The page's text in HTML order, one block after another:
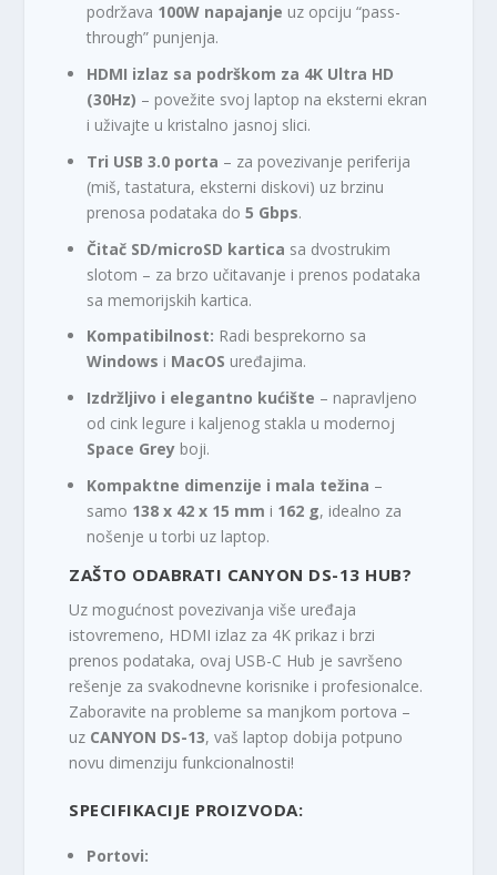
podržava 100W napajanje uz opciju “pass-
through” punjenja.
HDMI izlaz sa podrškom za 4K Ultra HD
(30Hz) – povežite svoj laptop na eksterni ekran
i uživajte u kristalno jasnoj slici.
Tri USB 3.0 porta – za povezivanje periferija
(miš, tastatura, eksterni diskovi) uz brzinu
prenosa podataka do5 Gbps.
Čitač SD/microSD kartica sa dvostrukim
slotom – za brzo učitavanje i prenos podataka
sa memorijskih kartica.
Kompatibilnost: Radi besprekorno sa
Windows i MacOS uređajima.
Izdržljivo i elegantno kućište – napravljeno
od cink legure i kaljenog stakla u modernoj
Space Grey boji.
Kompaktne dimenzije i mala težina –
samo 138 x 42 x 15 mm i 162 g, idealno za
nošenje u torbi uz laptop.
ZAŠTO ODABRATI CANYON DS-13 HUB?
Uz mogućnost povezivanja više uređaja
istovremeno, HDMI izlaz za 4K prikaz i brzi
prenos podataka, ovaj USB-C Hub je savršeno
rešenje za svakodnevne korisnike i profesionalce.
Zaboravite na probleme sa manjkom portova –
uz CANYON DS-13, vaš laptop dobija potpuno
novu dimenziju funkcionalnosti!
SPECIFIKACIJE PROIZVODA:
Portovi: